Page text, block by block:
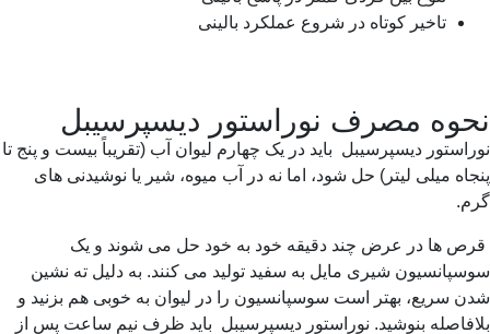
تاخیر کوتاه در شروع عملکرد بالینی
مصرف نوراستور دیسپرسیبل
دیسپرسیبل باید در یک چهارم لیوان آب (تقریباً بیست و پنج تا
میلی لیتر) حل شود، اما نه در آب میوه، شیر یا نوشیدنی های
ها در عرض چند دقیقه خود به خود حل می شوند و یک
شیری مایل به سفید تولید می کنند. به دلیل ته نشین
سریع، بهتر است سوسپانسیون را در لیوان به خوبی هم بزنید و
بنوشید. نوراستور دیسپرسیبل باید ظرف نیم ساعت پس از